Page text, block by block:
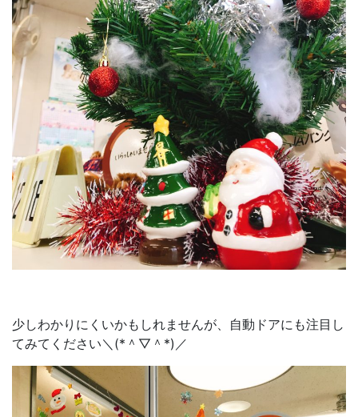
少しわかりにくいかもしれませんが、自動ドアにも注目し
てみてください＼(*＾▽＾*)／